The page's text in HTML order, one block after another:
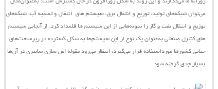
روزانه ما می‌گذارند و این روند به شکل روزافزون در حال گسترش است؛ به‌عنوان‌مثال
می‌توان شبکه‌های تولید، توزیع و انتقال برق، سیستم ‌های انتقال و تصفیه آب، شبکه‌های
توزیع و انتقال نفت و گاز را نمونه‌هایی از این سیستم ‌ها قلمداد کرد. از آنجایی سیستم
‌های کنترل صنعتی به‌عنوان یک نوع از این سیستم‌ها به شکل گسترده در زیرساخت‌های
حیاتی کشورها مورداستفاده قرار می‌گیرد، انتظار می‌رود مقوله امن‌‌ سازی سایبری در آن‌ها
بسیار جدی گرفته شود.